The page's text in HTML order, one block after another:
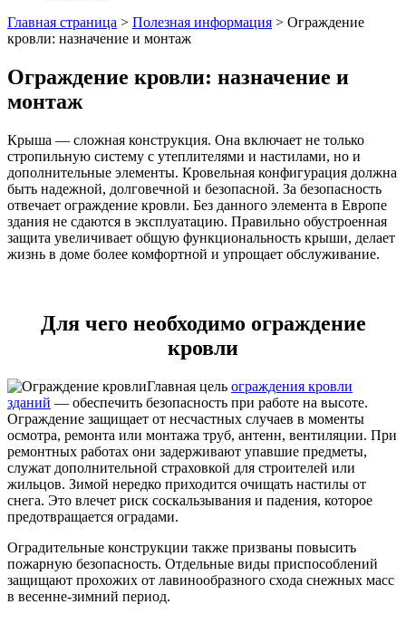
Главная страница > Полезная информация > Ограждение
кровли: назначение и монтаж
Ограждение кровли: назначение и
монтаж
Крыша — сложная конструкция. Она включает не только
стропильную систему с утеплителями и настилами, но и
дополнительные элементы. Кровельная конфигурация должна
быть надежной, долговечной и безопасной. За безопасность
отвечает ограждение кровли. Без данного элемента в Европе
здания не сдаются в эксплуатацию. Правильно обустроенная
защита увеличивает общую функциональность крыши, делает
жизнь в доме более комфортной и упрощает обслуживание.
Для чего необходимо ограждение
кровли
Главная цель ограждения кровли
зданий — обеспечить безопасность при работе на высоте.
Ограждение защищает от несчастных случаев в моменты
осмотра, ремонта или монтажа труб, антенн, вентиляции. При
ремонтных работах они задерживают упавшие предметы,
служат дополнительной страховкой для строителей или
жильцов. Зимой нередко приходится очищать настилы от
снега. Это влечет риск соскальзывания и падения, которое
предотвращается оградами.
Оградительные конструкции также призваны повысить
пожарную безопасность. Отдельные виды приспособлений
защищают прохожих от лавинообразного схода снежных масс
в весенне-зимний период.